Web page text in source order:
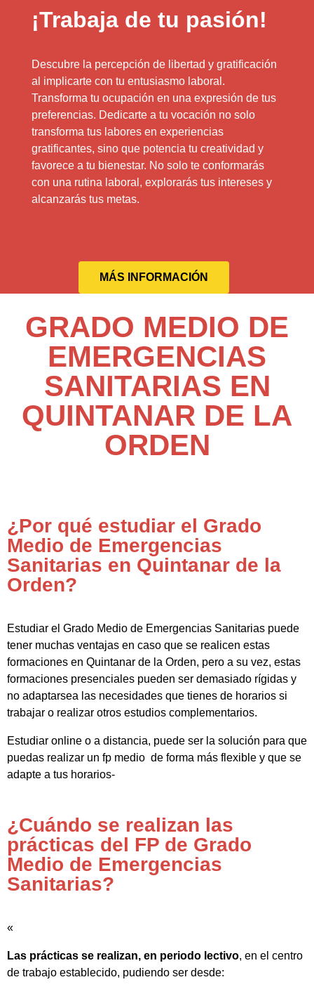
¡Trabaja de tu pasión!
Descubre la percepción de libertad y gratificación
al implicarte con tu entusiasmo laboral.
Transforma tu ocupación en una expresión de tus
preferencias. Dedicarte a tu vocación no solo
transforma tus labores en experiencias
gratificantes, sino que potencia tu creatividad y
favorece a tu bienestar. No solo te conformarás
con una rutina laboral, explorarás tus intereses y
alcanzarás tus metas.
MÁS INFORMACIÓN
GRADO MEDIO DE
EMERGENCIAS
SANITARIAS EN
QUINTANAR DE LA
ORDEN
¿Por qué estudiar el Grado
Medio de Emergencias
Sanitarias en Quintanar de la
Orden?
Estudiar el Grado Medio de Emergencias Sanitarias puede
tener muchas ventajas en caso que se realicen estas
formaciones en Quintanar de la Orden, pero a su vez, estas
formaciones presenciales pueden ser demasiado rígidas y
no adaptarsea las necesidades que tienes de horarios si
trabajar o realizar otros estudios complementarios.
Estudiar online o a distancia, puede ser la solución para que
puedas realizar un fp medio de forma más flexible y que se
adapte a tus horarios-
¿Cuándo se realizan las
prácticas del FP de Grado
Medio de Emergencias
Sanitarias?
«
Las prácticas se realizan, en periodo lectivo, en el centro
de trabajo establecido, pudiendo ser desde: